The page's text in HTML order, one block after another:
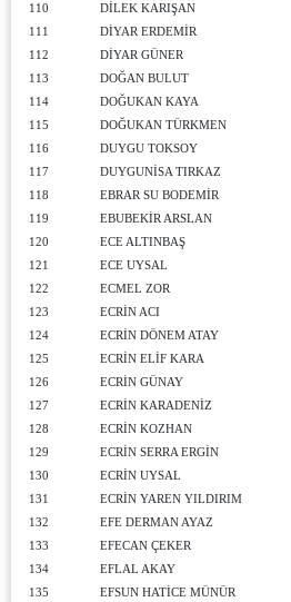
110
DİLEK KARIŞAN
111
DİYAR ERDEMİR
112
DİYAR GÜNER
113
DOĞAN BULUT
114
DOĞUKAN KAYA
115
DOĞUKAN TÜRKMEN
116
DUYGU TOKSOY
117
DUYGUNİSA TIRKAZ
118
EBRAR SU BODEMİR
119
EBUBEKİR ARSLAN
120
ECE ALTINBAŞ
121
ECE UYSAL
122
ECMEL ZOR
123
ECRİN ACI
124
ECRİN DÖNEM ATAY
125
ECRİN ELİF KARA
126
ECRİN GÜNAY
127
ECRİN KARADENİZ
128
ECRİN KOZHAN
129
ECRİN SERRA ERGİN
130
ECRİN UYSAL
131
ECRİN YAREN YILDIRIM
132
EFE DERMAN AYAZ
133
EFECAN ÇEKER
134
EFLAL AKAY
135
EFSUN HATİCE MÜNÜR